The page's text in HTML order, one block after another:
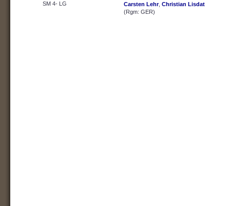
SM 4- LG Carsten Lehr, Christian Lisdat
(Rgm: GER)